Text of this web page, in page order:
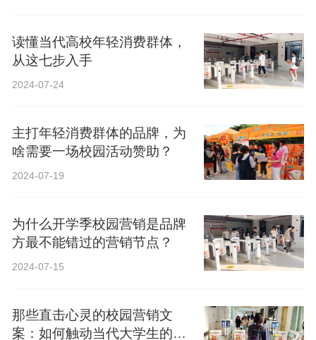
读懂当代高校年轻消费群体，
从这七步入手
2024-07-24
主打年轻消费群体的品牌，为
啥需要一场校园活动赞助？
2024-07-19
为什么开学季校园营销是品牌
方最不能错过的营销节点？
2024-07-15
那些直击心灵的校园营销文
案：如何触动当代大学生的心